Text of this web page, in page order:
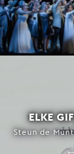
ELKE
Steun de